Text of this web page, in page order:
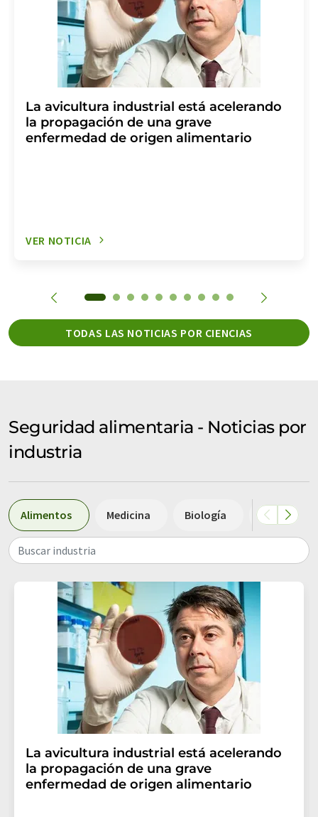
La avicultura industrial está acelerando
la propagación de una grave
enfermedad de origen alimentario
VER NOTICIA
TODAS LAS NOTICIAS POR CIENCIAS
Seguridad alimentaria - Noticias por
industria
Alimentos Medicina Biología Análisis
Buscar industria
La avicultura industrial está acelerando
la propagación de una grave
enfermedad de origen alimentario